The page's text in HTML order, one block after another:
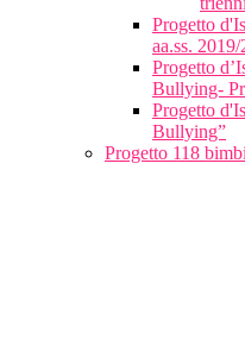
Progetto
aa.ss.
Progetto
Bullying-
Progetto
Bullying”
Progetto 118 bimbi